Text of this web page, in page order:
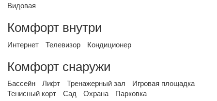
Видовая
Комфорт внутри
Интернет Телевизор Кондиционер
Комфорт снаружи
Бассейн Лифт Тренажерный зал
Игровая площадка
Тенисный корт
Сад Охрана
Парковка